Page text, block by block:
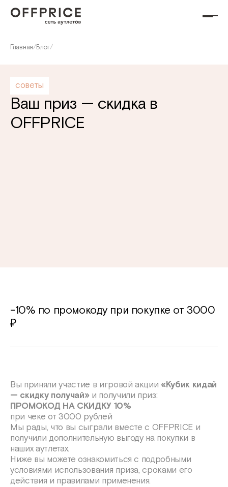
Главная/Блог/
советы
Ваш приз — скидка в
OFFPRICE
-10% по промокоду при покупке от 3000
₽
Вы приняли участие в игровой акции «Кубик кидай
— скидку получай» и получили приз:
ПРОМОКОД НА СКИДКУ 10%
при чеке от 3000 рублей
Мы рады, что вы сыграли вместе с OFFPRICE и
получили дополнительную выгоду на покупки в
наших аутлетах.
Ниже вы можете ознакомиться с подробными
условиями использования приза, сроками его
действия и правилами применения.